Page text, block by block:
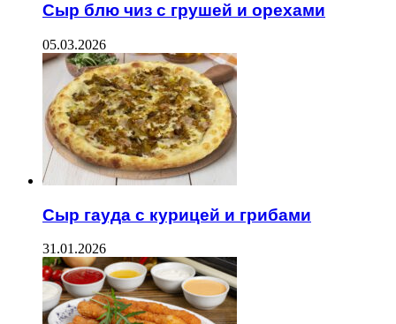
Сыр блю чиз с грушей и орехами
05.03.2026
Сыр гауда с курицей и грибами
31.01.2026